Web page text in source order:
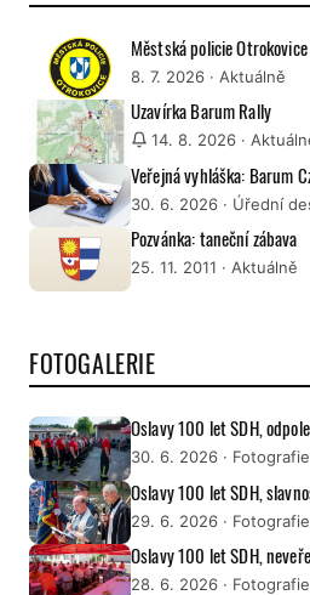
Městská policie Otrokovice
8. 7. 2026 · Aktuálně
Uzavírka Barum Rally
14. 8. 2026 ·
Veřejná vyhláška: Barum
30. 6. 2026 · Úřední
Pozvánka: taneční zábava
25. 11. 2011 · Aktuálně
FOTOGALERIE
Oslavy 100 let SDH,
30. 6. 2026 · Fotografie
Oslavy 100 let SDH,
29. 6. 2026 · Fotografie
Oslavy 100 let SDH,
28. 6. 2026 · Fotografie